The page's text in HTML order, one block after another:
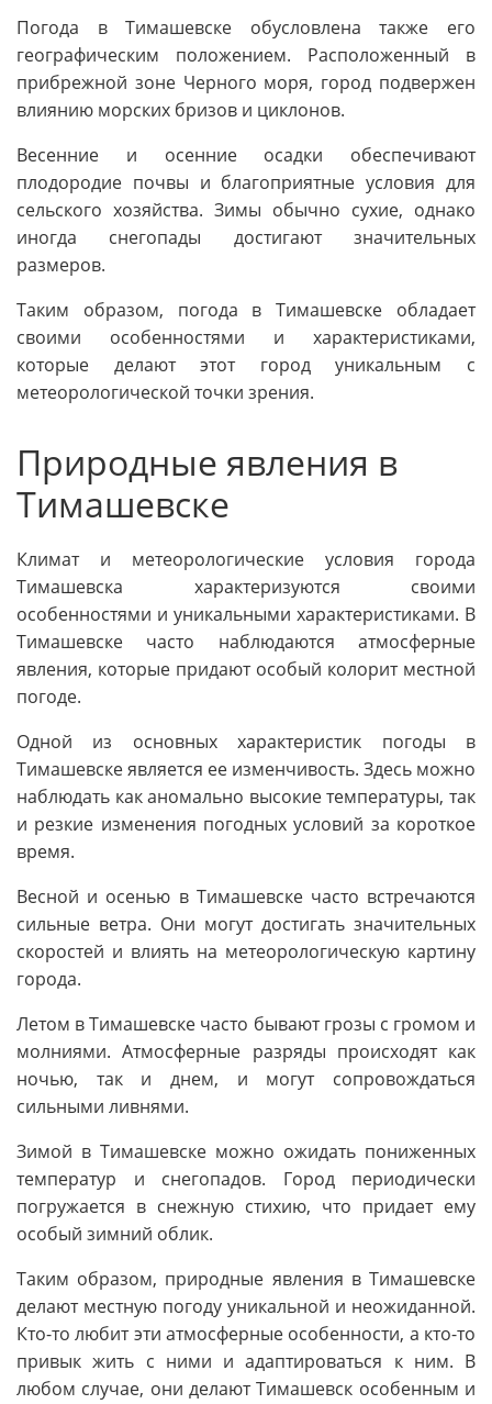
Погода в Тимашевске обусловлена также его
географическим положением. Расположенный в
прибрежной зоне Черного моря, город подвержен
влиянию морских бризов и циклонов.
Весенние и осенние осадки обеспечивают
плодородие почвы и благоприятные условия для
сельского хозяйства. Зимы обычно сухие, однако
иногда снегопады достигают значительных
размеров.
Таким образом, погода в Тимашевске обладает
своими особенностями и характеристиками,
которые делают этот город уникальным с
метеорологической точки зрения.
Природные явления в
Тимашевске
Климат и метеорологические условия города
Тимашевска характеризуются своими
особенностями и уникальными характеристиками. В
Тимашевске часто наблюдаются атмосферные
явления, которые придают особый колорит местной
погоде.
Одной из основных характеристик погоды в
Тимашевске является ее изменчивость. Здесь можно
наблюдать как аномально высокие температуры, так
и резкие изменения погодных условий за короткое
время.
Весной и осенью в Тимашевске часто встречаются
сильные ветра. Они могут достигать значительных
скоростей и влиять на метеорологическую картину
города.
Летом в Тимашевске часто бывают грозы с громом и
молниями. Атмосферные разряды происходят как
ночью, так и днем, и могут сопровождаться
сильными ливнями.
Зимой в Тимашевске можно ожидать пониженных
температур и снегопадов. Город периодически
погружается в снежную стихию, что придает ему
особый зимний облик.
Таким образом, природные явления в Тимашевске
делают местную погоду уникальной и неожиданной.
Кто-то любит эти атмосферные особенности, а кто-то
привык жить с ними и адаптироваться к ним. В
любом случае, они делают Тимашевск особенным и